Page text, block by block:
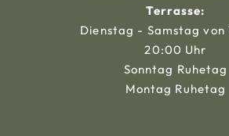
Terrasse:
Dienstag - Samstag von
20:00 Uhr
Sonntag Ruhetag
Montag Ruhetag